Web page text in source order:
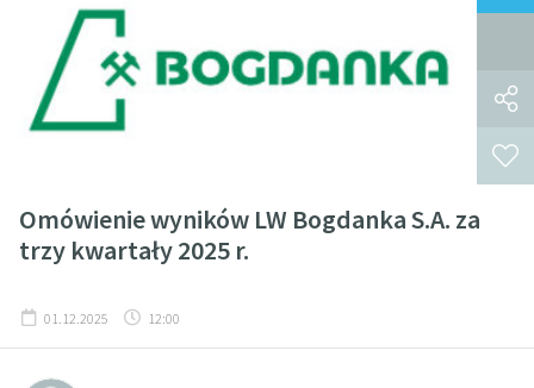
Omówienie wyników LW Bogdanka S.A. za
trzy kwartały 2025 r.
01.12.2025 12:00